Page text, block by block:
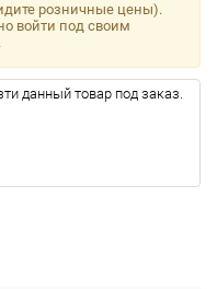
розничные цены).
войти под своим
данный товар под заказ.